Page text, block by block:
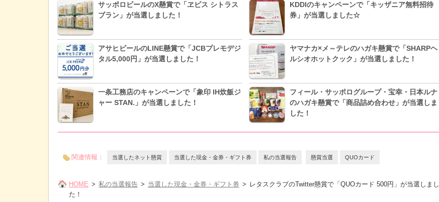
サッポロビールのX懸賞で「ヱビス シトラス
ブラン」が当選しました！
KDDIのキャンペーンで「キッザニア無料招待
券」が当選しました☆
アサヒビールのLINE懸賞で「JCBプレモデジ
タル5,000円」が当選しました！
ヤマナカ×メ～テレのハガキ懸賞で「SHARPヘ
ルシオホットクック」が当選しました！
一条工務店のキャンペーンで「象印 IH炊飯ジ
ャー STAN.」が当選しました！
フィール・サッポログループ・宝幸・日本ルナ
のハガキ懸賞で「商品詰め合わせ」が当選しま
した！
関連情報： 当選したネット懸賞 当選した現金・金券・ギフト券 私の当選報告 懸賞当選 QUOカード
HOME 私の当選報告 当選した現金・金券・ギフト券
レタスクラブのTwitter懸賞で「QUOカード 500円」が当選しまし
た！